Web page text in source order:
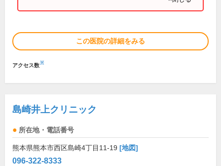
この医院の詳細をみる
アクセス数※
島崎井上クリニック
所在地・電話番号
熊本県熊本市西区島崎4丁目11-19 [地図]
096-322-8333